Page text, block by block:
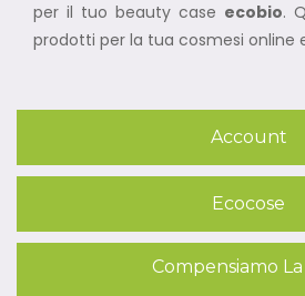
per il tuo beauty case ecobio.
prodotti per la tua cosmesi online
Account
Ecocose
Compensiamo La